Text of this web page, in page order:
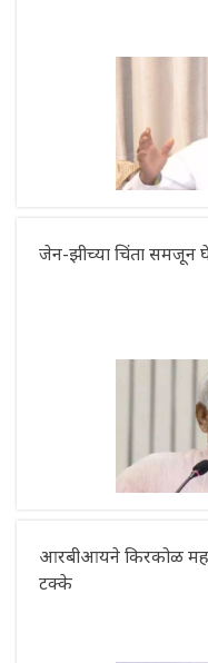
जेन-झीच्या चिंता समजून
आरबीआयने किरकोळ
टक्के